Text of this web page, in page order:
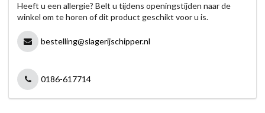
Heeft u een allergie? Belt u tijdens openingstijden naar de
winkel om te horen of dit product geschikt voor u is.
bestelling@slagerijschipper.nl
0186-617714